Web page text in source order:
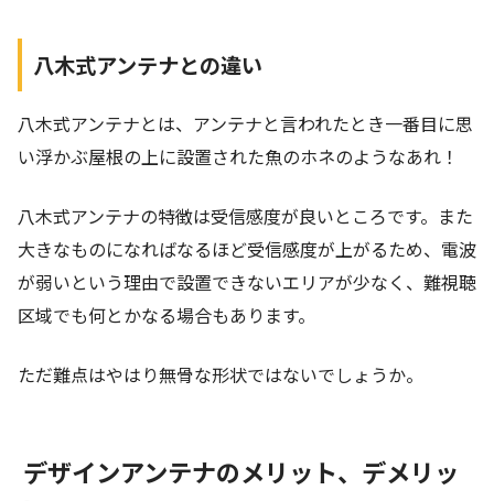
八木式アンテナとの違い
八木式アンテナとは、アンテナと言われたとき一番目に思
い浮かぶ屋根の上に設置された魚のホネのようなあれ！
八木式アンテナの特徴は受信感度が良いところです。また
大きなものになればなるほど受信感度が上がるため、電波
が弱いという理由で設置できないエリアが少なく、難視聴
区域でも何とかなる場合もあります。
ただ難点はやはり無骨な形状ではないでしょうか。
デザインアンテナのメリット、デメリッ